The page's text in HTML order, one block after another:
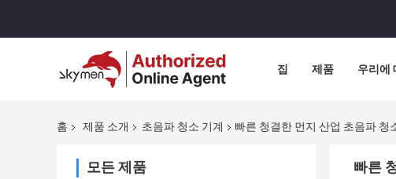
집 제품 우리에
홈 제품 소개 초음파 청소 기계 빠른 청결한 먼지 산업 초음파 청
모든 제품 빠른